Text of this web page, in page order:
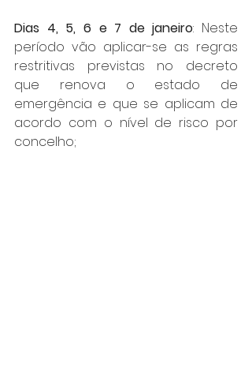
Dias 4, 5, 6 e 7 de janeiro: Neste
período vão aplicar-se as regras
restritivas previstas no decreto
que renova o estado de
emergência e que se aplicam de
acordo com o nível de risco por
concelho;